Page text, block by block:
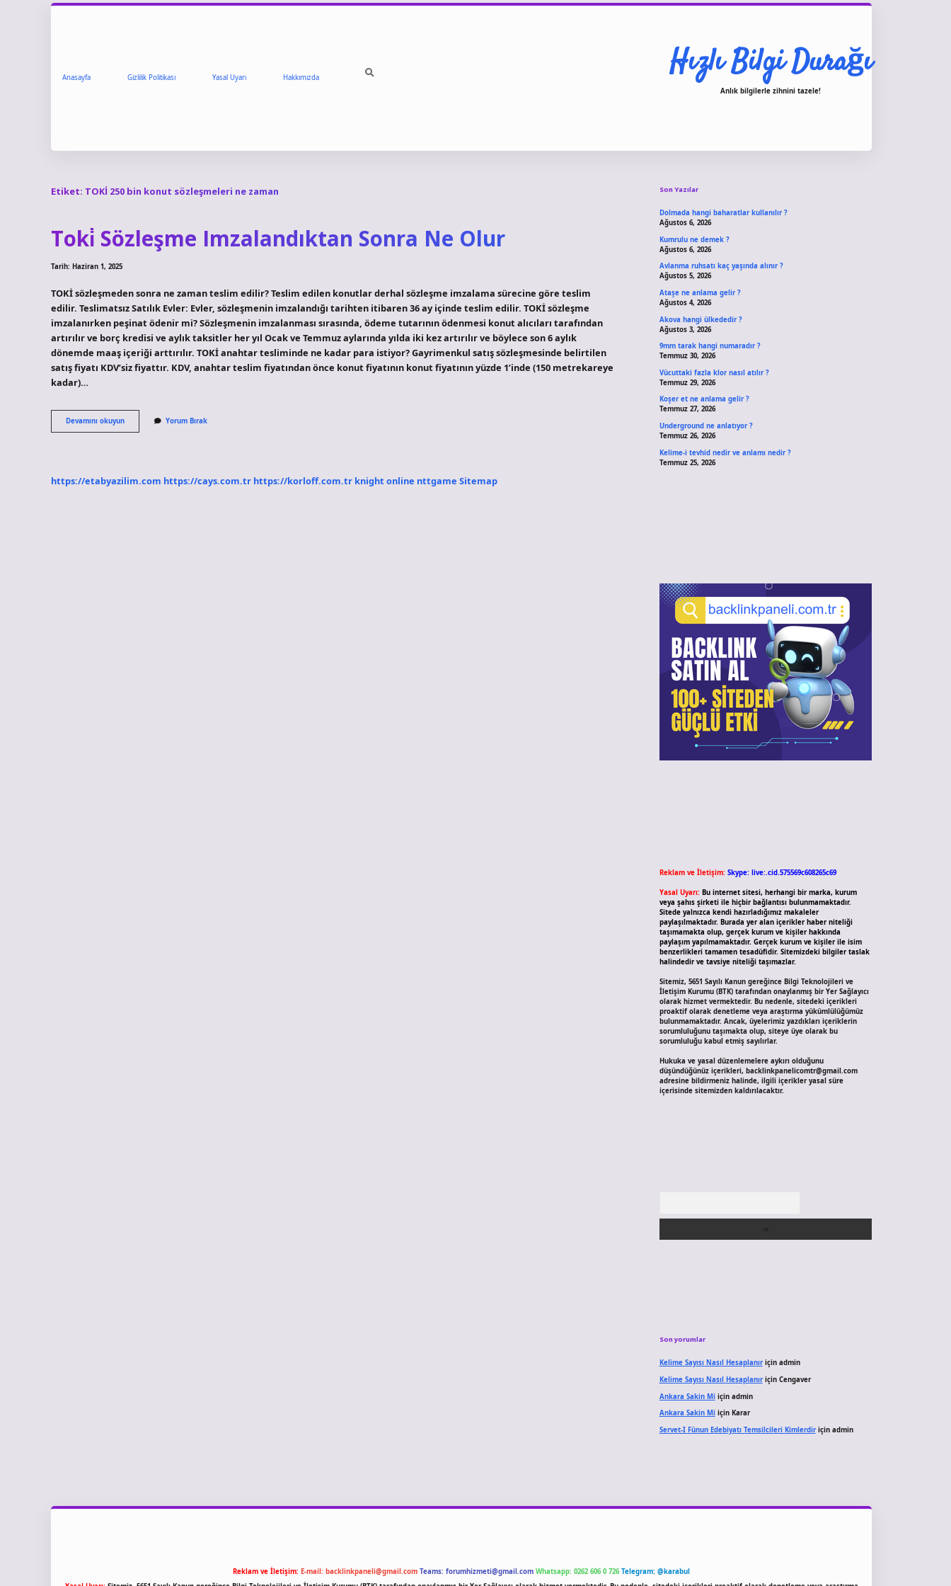
Anasayfa Gizlilik Politikası Yasal Uyarı Hakkımızda Hızlı Bilgi Durağı
Anlık bilgilerle zihnini tazele!
Etiket: TOKİ 250 bin konut sözleşmeleri ne zaman
Toki̇ Sözleşme Imzalandıktan Sonra Ne Olur
Tarih: Haziran 1, 2025
TOKİ sözleşmeden sonra ne zaman teslim edilir? Teslim edilen konutlar derhal sözleşme imzalama sürecine göre teslim
edilir. Teslimatsız Satılık Evler: Evler, sözleşmenin imzalandığı tarihten itibaren 36 ay içinde teslim edilir. TOKİ sözleşme
imzalanırken peşinat ödenir mi? Sözleşmenin imzalanması sırasında, ödeme tutarının ödenmesi konut alıcıları tarafından
artırılır ve borç kredisi ve aylık taksitler her yıl Ocak ve Temmuz aylarında yılda iki kez artırılır ve böylece son 6 aylık
dönemde maaş içeriği arttırılır. TOKİ anahtar tesliminde ne kadar para istiyor? Gayrimenkul satış sözleşmesinde belirtilen
satış fiyatı KDV’siz fiyattır. KDV, anahtar teslim fiyatından önce konut fiyatının konut fiyatının yüzde 1’inde (150 metrekareye
kadar)…
Devamını okuyunToki̇
Sözleşme
Yorum Bırak
https://etabyazilim.com https://cays.com.tr https://korloff.com.tr knight online nttgame Sitemap
Son Yazılar
Dolmada hangi baharatlar kullanılır ?
Ağustos 6, 2026
Kumrulu ne demek ?
Ağustos 6, 2026
Avlanma ruhsatı kaç yaşında alınır ?
Ağustos 5, 2026
Ataşe ne anlama gelir ?
Ağustos 4, 2026
Akova hangi ülkededir ?
Ağustos 3, 2026
9mm tarak hangi numaradır ?
Temmuz 30, 2026
Vücuttaki fazla klor nasıl atılır ?
Temmuz 29, 2026
Koşer et ne anlama gelir ?
Temmuz 27, 2026
Underground ne anlatıyor ?
Temmuz 26, 2026
Kelime-i tevhid nedir ve anlamı nedir ?
Temmuz 25, 2026
Reklam ve İletişim: Skype: live:.cid.575569c608265c69
Yasal Uyarı: Bu internet sitesi, herhangi bir marka, kurum
veya şahıs şirketi ile hiçbir bağlantısı bulunmamaktadır.
Sitede yalnızca kendi hazırladığımız makaleler
paylaşılmaktadır. Burada yer alan içerikler haber niteliği
taşımamakta olup, gerçek kurum ve kişiler hakkında
paylaşım yapılmamaktadır. Gerçek kurum ve kişiler ile isim
benzerlikleri tamamen tesadüfidir. Sitemizdeki bilgiler taslak
halindedir ve tavsiye niteliği taşımazlar.
Sitemiz, 5651 Sayılı Kanun gereğince Bilgi Teknolojileri ve
İletişim Kurumu (BTK) tarafından onaylanmış bir Yer Sağlayıcı
olarak hizmet vermektedir. Bu nedenle, sitedeki içerikleri
proaktif olarak denetleme veya araştırma yükümlülüğümüz
bulunmamaktadır. Ancak, üyelerimiz yazdıkları içeriklerin
sorumluluğunu taşımakta olup, siteye üye olarak bu
sorumluluğu kabul etmiş sayılırlar.
Hukuka ve yasal düzenlemelere aykırı olduğunu
düşündüğünüz içerikleri, backlinkpanelicomtr@gmail.com
adresine bildirmeniz halinde, ilgili içerikler yasal süre
içerisinde sitemizden kaldırılacaktır.
Son yorumlar
Kelime Sayısı Nasıl Hesaplanıriçin admin
Kelime Sayısı Nasıl Hesaplanıriçin Cengaver
Ankara Sakin Miiçin admin
Ankara Sakin Miiçin Karar
Servet-I Fünun Edebiyatı Temsilcileri Kimlerdiriçin admin
Reklam ve İletişim: E-mail: backlinkpaneli@gmail.com Teams: forumhizmeti@gmail.com Whatsapp: 0262 606 0 726 Telegram: @karabul